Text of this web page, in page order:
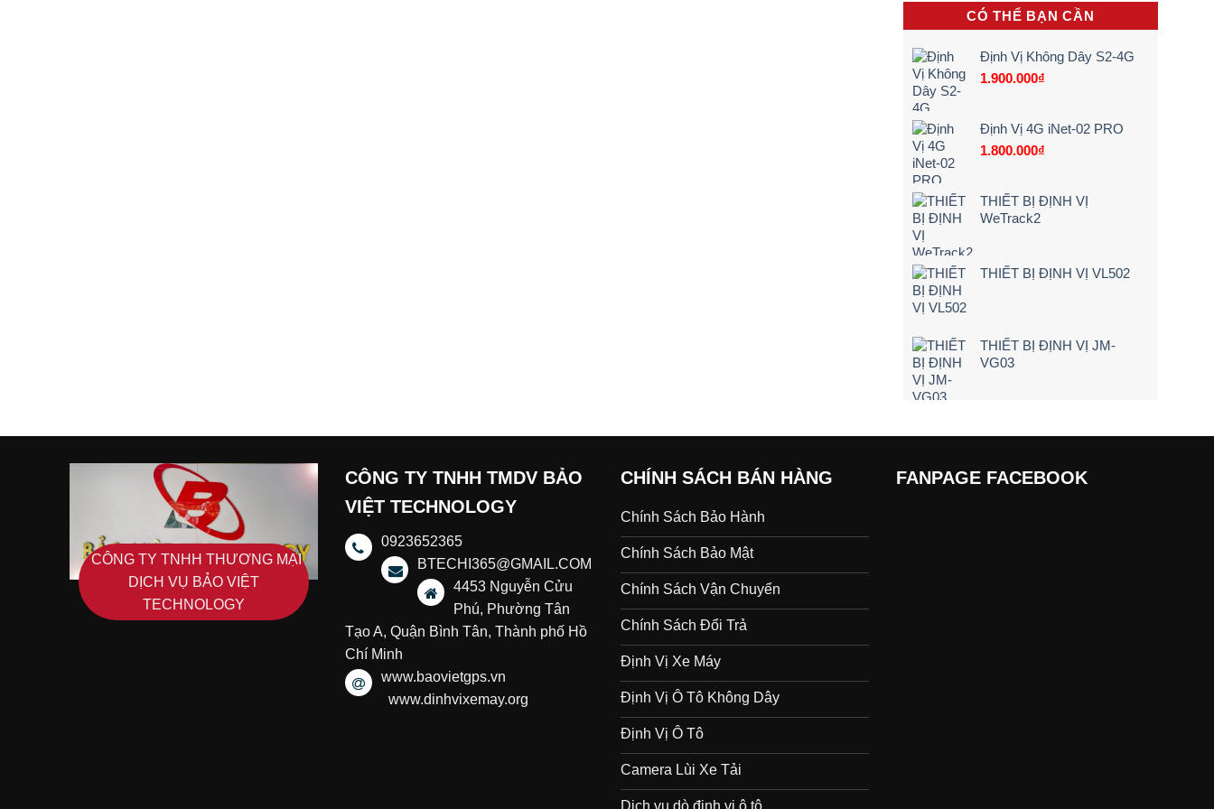
[Giá
Rẻ
–
Tiết]
khi
lái
xe
quá
Vụ
Lắp
Camera
Xe
Bảng
Chọn
(2026)
CÓ THỂ BẠN CẦN
Định Vị Không Dây S2-4G
1.900.000₫
Định Vị 4G iNet-02 PRO
1.800.000₫
THIẾT BỊ ĐỊNH VỊ
WeTrack2
THIẾT BỊ ĐỊNH VỊ VL502
THIẾT BỊ ĐỊNH VỊ JM-
VG03
CÔNG TY TNHH THƯƠNG MẠI
DỊCH VỤ BẢO VIỆT
TECHNOLOGY
CÔNG TY TNHH TMDV BẢO
VIỆT TECHNOLOGY
0923652365
BTECHI365@GMAIL.COM
4453 Nguyễn Cửu
Phú, Phường Tân
Tạo A, Quận Bình Tân, Thành phố Hồ
Chí Minh
www.baovietgps.vn
www.dinhvixemay.org
CHÍNH SÁCH BÁN HÀNG
Chính Sách Bảo Hành
Chính Sách Bảo Mật
Chính Sách Vận Chuyển
Chính Sách Đổi Trả
Định Vị Xe Máy
Định Vị Ô Tô Không Dây
Định Vị Ô Tô
Camera Lùi Xe Tải
Dịch vụ dò định vị ô tô
FANPAGE FACEBOOK